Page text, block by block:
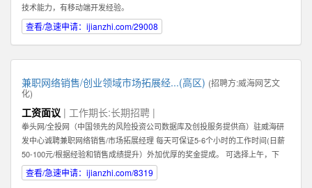
技术能力，有移动端开发经验。
查看/急速申请：ijianzhi.com/29008
兼职网络销售/创业领域市场拓展经...(高区) (招聘方:威海网艺文
化)
工资面议 | 工作期长:长期招聘 |
拳头网/全投网（中国领先的风险投资公司数据库及创投服务提供商）驻威海研
发中心诚聘兼职网络销售/市场拓展经理 每天可保证5-6个小时的工作时间(日薪
50-100元/根据经验和销售成绩提升）外加优厚的奖金提成。 可选择上午，下
午，或晚上工作。 办公地点：高区火炬路169-1号北洋云计算电子创新平台302
室（近山东大学） 1：你必须热爱销售！必须能够真诚，热情地主动联系客户。
查看/急速申请：ijianzhi.com/8319